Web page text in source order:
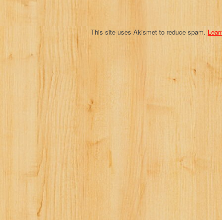
This site uses Akismet to reduce spam.